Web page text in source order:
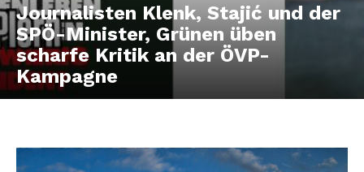
Journalisten Klenk, Stajić und der
SPÖ-Minister, Grünen üben
scharfe Kritik an der ÖVP-
Kampagne